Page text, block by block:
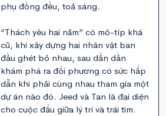
phụ đồng đều, toả sáng.
“Thách yêu hai năm” có mô-típ khá
cũ, khi xây dựng hai nhân vật ban
đầu ghét bỏ nhau, sau dần dần
khám phá ra đối phương có sức hấp
dẫn khi phải cùng nhau tham gia một
dự án nào đó. Jeed và Tan là đại diện
cho cuộc đấu giữa lý trí và trái tim.